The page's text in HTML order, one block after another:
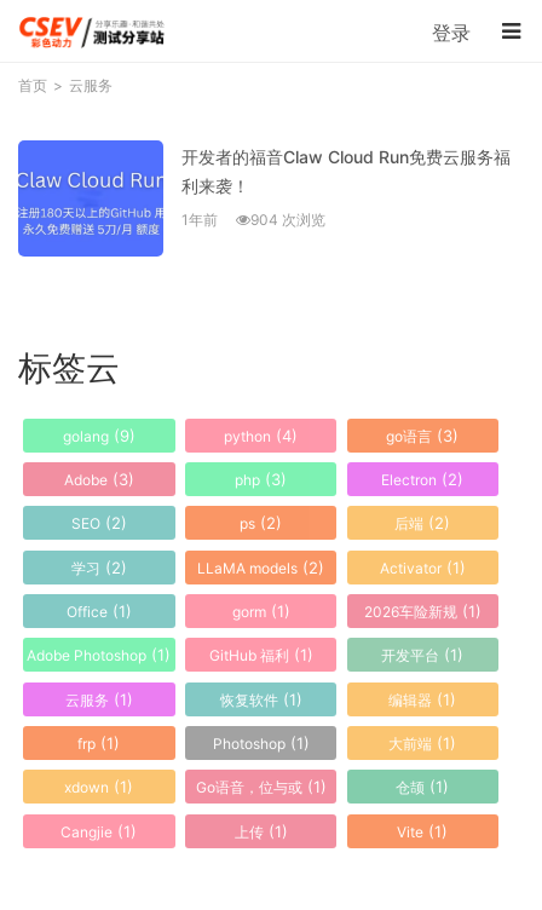
登录
首页 云服务
开发者的福音Claw Cloud Run免费云服务福
利来袭！
1年前 904 次浏览
标签云
golang(9) python (4) go语言 (3)
Adobe(3) php (3) Electron (2)
SEO(2) ps (2) 后端 (2)
学习 (2) LLaMA models (2) Activator(1)
Office(1) gorm(1) 2026车险新规(1)
Adobe Photoshop (1) GitHub 福利 (1) 开发平台 (1)
云服务 (1) 恢复软件(1) 编辑器 (1)
frp (1) Photoshop(1) 大前端 (1)
xdown (1) Go语音，位与或(1) 仓颉 (1)
Cangjie (1) 上传(1) Vite (1)